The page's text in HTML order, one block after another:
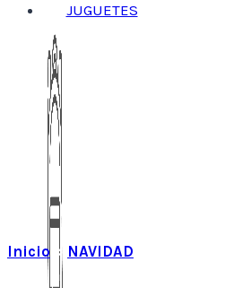
Inicio » NAVIDAD
JUGUETES